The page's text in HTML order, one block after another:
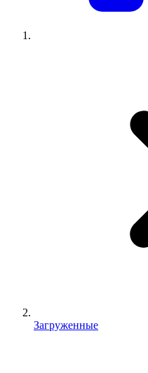
Загруженные